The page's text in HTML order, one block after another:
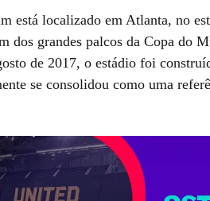
está localizado em Atlanta, no
dos grandes palcos da Copa do
de 2017, o estádio foi
se consolidou como uma